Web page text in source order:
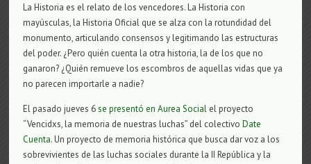
La Historia es el relato de los vencedores. La Historia con
mayúsculas, la Historia Oficial que se alza con la rotundidad del
monumento, articulando consensos y legitimando las estructuras
del poder. ¿Pero quién cuenta la otra historia, la de los que no
ganaron? ¿Quién remueve los escombros de aquellas vidas que ya
no parecen importarle a nadie?
El pasado jueves 6se presentó en Aurea Social el proyecto
“Vencidxs, la memoria de nuestras luchas” del colectivoDate
Cuenta. Un proyecto de memoria histórica que busca dar voz a los
sobrevivientes de las luchas sociales durante la II República y la